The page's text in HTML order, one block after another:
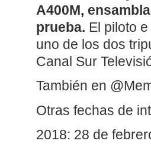
A400M,
prueba. El piloto
uno de los dos
Canal Sur
También en
Otras fechas de
2018: 28 de